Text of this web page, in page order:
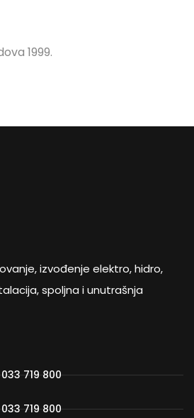
1999.
izvođenje elektro, hidro,
spoljna i unutrašnja
719 800
719 800